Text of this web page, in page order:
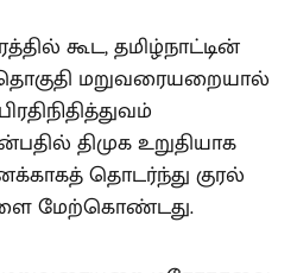
கூட, தமிழ்நாட்டின்
மறுவரையறையால்
திமுக உறுதியாக
தொடர்ந்து குரல்
மேற்கொண்டது.